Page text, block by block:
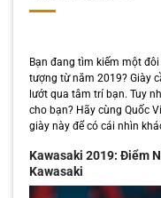
Bạn đang tìm kiếm một
tượng từ năm 2019? Giày
lướt qua tâm trí bạn. Tuy
cho bạn? Hãy cùng Quốc
giày này để có cái nhìn
Kawasaki 2019: Điểm
Kawasaki